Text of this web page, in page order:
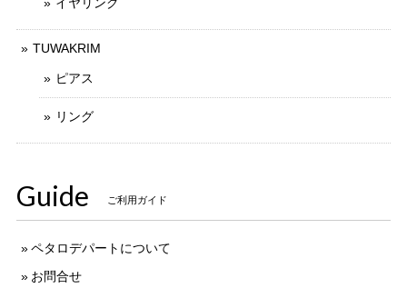
イヤリング
TUWAKRIM
ピアス
リング
Guide ご利用ガイド
ペタロデパートについて
お問合せ